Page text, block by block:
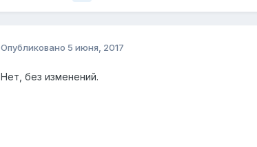
Опубликовано 5 июня, 2017
Нет, без изменений.